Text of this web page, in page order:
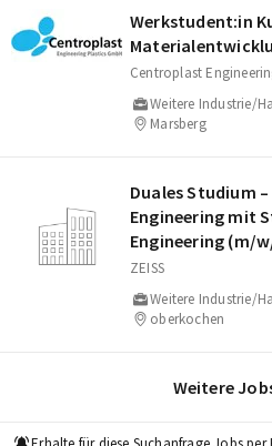
Werkstudent:in
Centroplast
Weitere Industrie/
Marsberg
Duales Studium
Engineering mit
Engineering (m/​
ZEISS
Weitere Industrie/
oberkochen
Weitere